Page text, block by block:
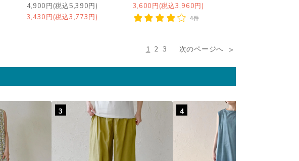
4,900円(税込5,390円)
3,430円(税込3,773円)
3,600円(税込3,960円)
4件
1 2 3 次のページへ
3 4